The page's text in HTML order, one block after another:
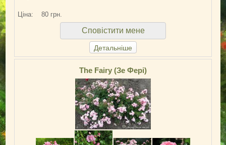
Ціна: 80 грн.
Сповістити мене
Детальніше
The Fairy (Зе Фері)